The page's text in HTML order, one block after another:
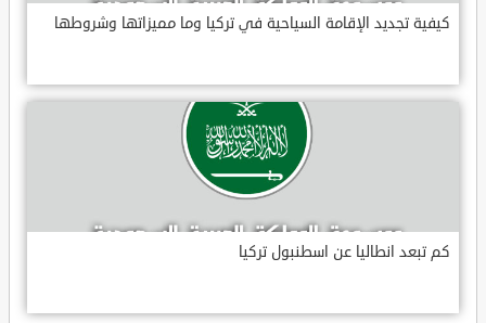
كيفية تجديد الإقامة السياحية في تركيا وما مميزاتها وشروطها
كم تبعد انطاليا عن اسطنبول تركيا